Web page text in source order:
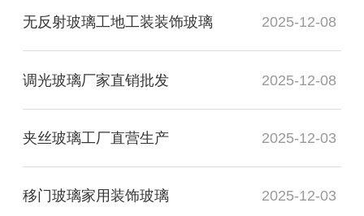
无反射玻璃工地工装装饰玻璃 2025-12-08
调光玻璃厂家直销批发 2025-12-08
夹丝玻璃工厂直营生产 2025-12-03
移门玻璃家用装饰玻璃 2025-12-03